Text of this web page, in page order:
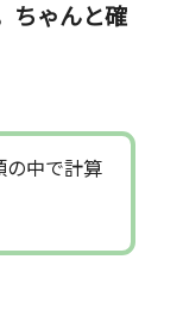
ちゃんと確
の中で計算